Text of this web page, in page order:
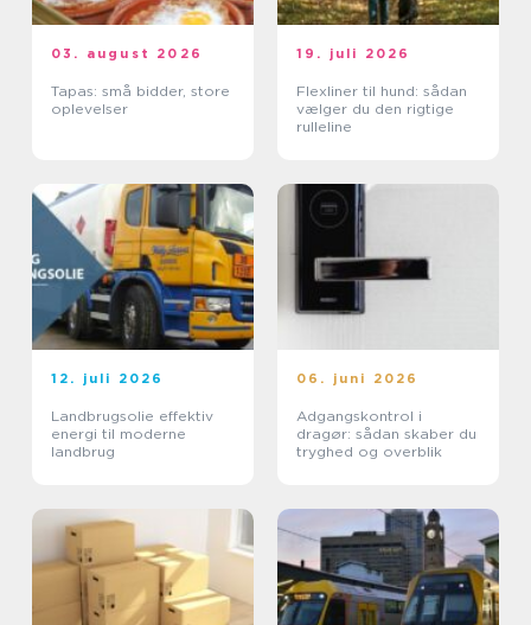
03. august 2026
Tapas: små bidder, store
oplevelser
19. juli 2026
Flexliner til hund: sådan
vælger du den rigtige
rulleline
12. juli 2026
Landbrugsolie effektiv
energi til moderne
landbrug
06. juni 2026
Adgangskontrol i
dragør: sådan skaber du
tryghed og overblik